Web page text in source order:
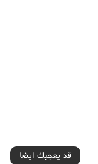
قد يعجبك ايضا